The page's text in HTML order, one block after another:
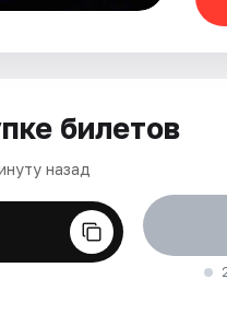
билетов
назад